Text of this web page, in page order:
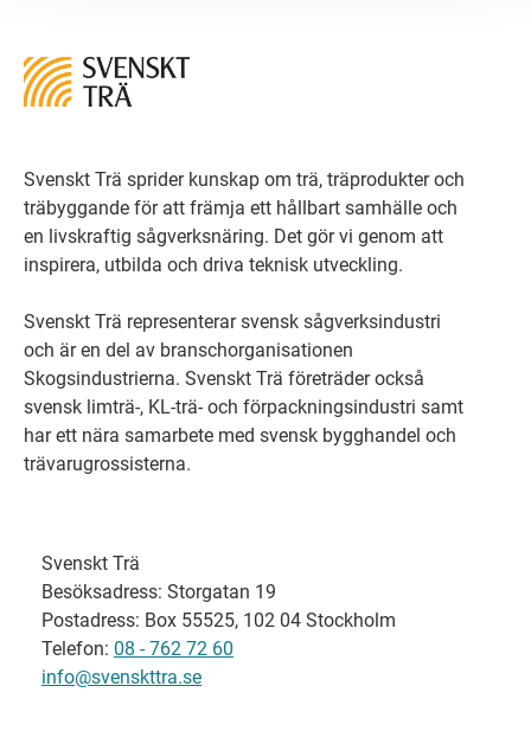
Svenskt Trä sprider kunskap om trä, träprodukter och
träbyggande för att främja ett hållbart samhälle och
en livskraftig sågverksnäring. Det gör vi genom att
inspirera, utbilda och driva teknisk utveckling.
Svenskt Trä representerar svensk sågverksindustri
och är en del av branschorganisationen
Skogsindustrierna. Svenskt Trä företräder också
svensk limträ-, KL-trä- och förpackningsindustri samt
har ett nära samarbete med svensk bygghandel och
trävarugrossisterna.
Svenskt Trä
Besöksadress: Storgatan 19
Postadress: Box 55525, 102 04 Stockholm
Telefon: 08 - 762 72 60
info@svenskttra.se